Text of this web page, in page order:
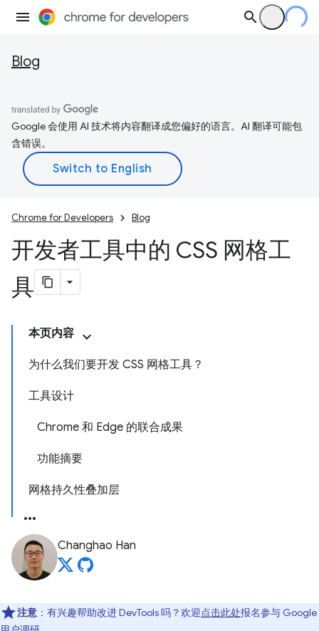
Blog
Google 会使用 AI 技术将内容翻译成您偏好的语言。AI 翻译可能包
含错误。
Chrome for Developers Blog
开发者工具中的 CSS 网格工
具
本页内容
为什么我们要开发 CSS 网格工具？
工具设计
Chrome 和 Edge 的联合成果
功能摘要
网格持久性叠加层
Changhao Han
注意 ：有兴趣帮助改进 DevTools 吗？欢迎点击此处报名参与 Google